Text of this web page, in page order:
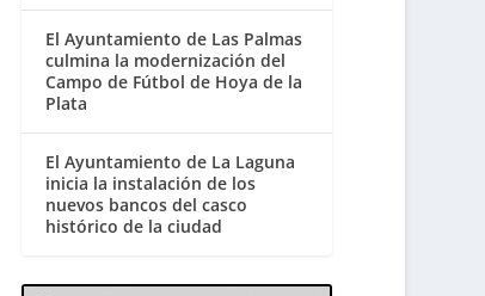
El Ayuntamiento de Las Palmas
culmina la modernización del
Campo de Fútbol de Hoya de la
Plata
El Ayuntamiento de La Laguna
inicia la instalación de los
nuevos bancos del casco
histórico de la ciudad